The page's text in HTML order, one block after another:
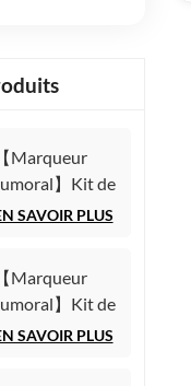
【Marqueur
】Kit de
de l'antigène
(Immunoessai
SAVOIR PLUS
【Marqueur
】Kit de
de l'antigène
SAVOIR PLUS